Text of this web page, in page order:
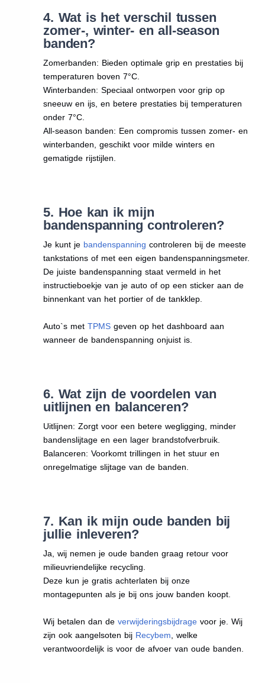
4. Wat is het verschil tussen
zomer-, winter- en all-season
banden?
Zomerbanden: Bieden optimale grip en prestaties bij
temperaturen boven 7°C.
Winterbanden: Speciaal ontworpen voor grip op
sneeuw en ijs, en betere prestaties bij temperaturen
onder 7°C.
All-season banden: Een compromis tussen zomer- en
winterbanden, geschikt voor milde winters en
gematigde rijstijlen.
5. Hoe kan ik mijn
bandenspanning controleren?
Je kunt je bandenspanning controleren bij de meeste
tankstations of met een eigen bandenspanningsmeter.
De juiste bandenspanning staat vermeld in het
instructieboekje van je auto of op een sticker aan de
binnenkant van het portier of de tankklep.
Auto`s metTPMS geven op het dashboard aan
wanneer de bandenspanning onjuist is.
6. Wat zijn de voordelen van
uitlijnen en balanceren?
Uitlijnen: Zorgt voor een betere wegligging, minder
bandenslijtage en een lager brandstofverbruik.
Balanceren: Voorkomt trillingen in het stuur en
onregelmatige slijtage van de banden.
7. Kan ik mijn oude banden bij
jullie inleveren?
Ja, wij nemen je oude banden graag retour voor
milieuvriendelijke recycling.
Deze kun je gratis achterlaten bij onze
montagepunten als je bij ons jouw banden koopt.
Wij betalen dan deverwijderingsbijdrage voor je. Wij
zijn ook aangelsoten bij Recybem , welke
verantwoordelijk is voor de afvoer van oude banden.